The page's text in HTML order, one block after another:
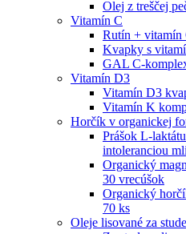
Olej z treščej
Vitamín C
Rutín + vitamín
Kvapky s
GAL C-
Vitamín D3
Vitamín D3
Vitamín K
Horčík v organickej
Prášok L-
intoleranciou
Organický
30 vrecúšok
Organický
70 ks
Oleje lisované za